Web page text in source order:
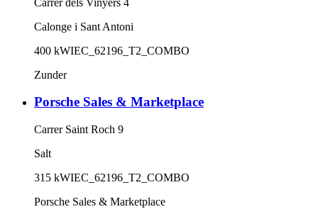
Calonge i Sant Antoni
400 kWIEC_62196_T2_COMBO
Zunder
Porsche Sales & Marketplace
Carrer Saint Roch 9
Salt
315 kWIEC_62196_T2_COMBO
Porsche Sales & Marketplace